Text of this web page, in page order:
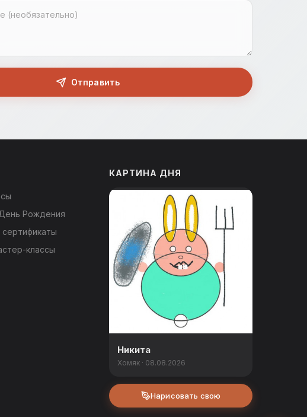
Отправить
Рождения
классы
КАРТИНА ДНЯ
Никита
Хомяк · 08.08.2026
Нарисовать свою